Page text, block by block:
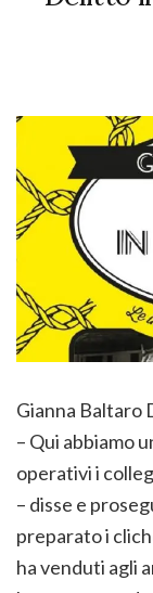
Gianna Baltaro
– Qui abbiamo
operativi i
– disse e
preparato i
ha venduti agli